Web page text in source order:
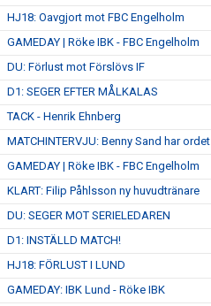
HJ18: Oavgjort mot FBC Engelholm
GAMEDAY | Röke IBK - FBC Engelholm
DU: Förlust mot Förslövs IF
D1: SEGER EFTER MÅLKALAS
TACK - Henrik Ehnberg
MATCHINTERVJU: Benny Sand har ordet
GAMEDAY | Röke IBK - FBC Engelholm
KLART: Filip Påhlsson ny huvudtränare
DU: SEGER MOT SERIELEDAREN
D1: INSTÄLLD MATCH!
HJ18: FÖRLUST I LUND
GAMEDAY: IBK Lund - Röke IBK